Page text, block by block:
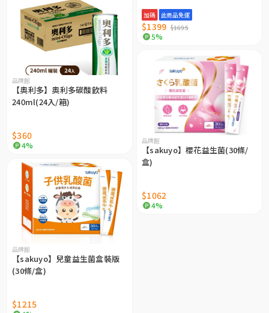
加碼 此商品免運
$1399 $1695
5%
品牌館
【奧利多】奧利多碳酸飲料
240ml(24入/箱)
$360
4% 品牌館
【sakuyo】櫻花益生菌(30條/
盒)
$1062
4%
品牌館
【sakuyo】兒童益生菌盒裝版
(30條/盒)
$1215